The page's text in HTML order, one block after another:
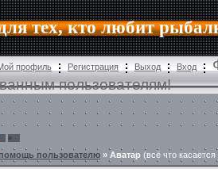
тех, кто любит
профиль Регистрация Выход Вход
пользователям!
»
пользователю » Аватар (всё что